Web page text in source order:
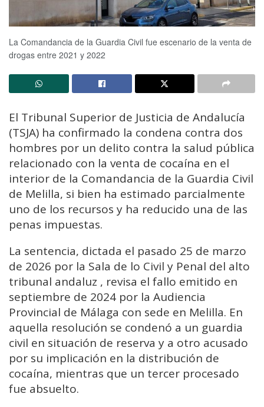
La Comandancia de la Guardia Civil fue escenario de la venta de
drogas entre 2021 y 2022
El Tribunal Superior de Justicia de Andalucía
(TSJA) ha confirmado la condena contra dos
hombres por un delito contra la salud pública
relacionado con la venta de cocaína en el
interior de la Comandancia de la Guardia Civil
de Melilla, si bien ha estimado parcialmente
uno de los recursos y ha reducido una de las
penas impuestas.
La sentencia, dictada el pasado 25 de marzo
de 2026 por la Sala de lo Civil y Penal del alto
tribunal andaluz , revisa el fallo emitido en
septiembre de 2024 por la Audiencia
Provincial de Málaga con sede en Melilla. En
aquella resolución se condenó a un guardia
civil en situación de reserva y a otro acusado
por su implicación en la distribución de
cocaína, mientras que un tercer procesado
fue absuelto.